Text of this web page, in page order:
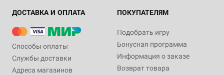
ДОСТАВКА И ОПЛАТА
Способы оплаты
Службы доставки
Адреса магазинов
ПОКУПАТЕЛЯМ
Подобрать игру
Бонусная программа
Информация о заказе
Возврат товара